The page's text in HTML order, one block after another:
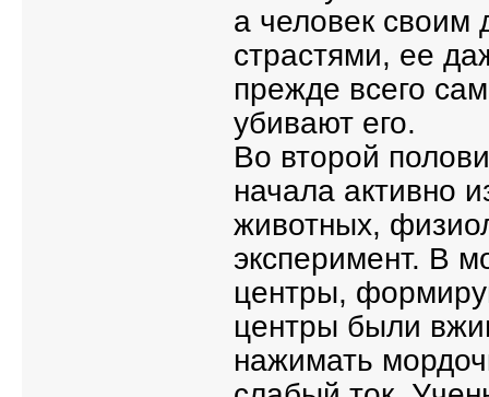
а человек
страстями, ее
прежде всего
убивают его.
Во второй
начала активно
животных,
эксперимент. В
центры,
центры были
нажимать